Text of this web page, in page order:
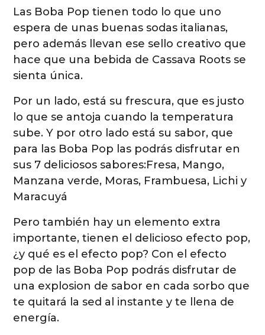
Las Boba Pop tienen todo lo que uno
espera de unas buenas sodas italianas,
pero además llevan ese sello creativo que
hace que una bebida de Cassava Roots se
sienta única.
Por un lado, está su frescura, que es justo
lo que se antoja cuando la temperatura
sube. Y por otro lado está su sabor, que
para las Boba Pop las podrás disfrutar en
sus 7 deliciosos sabores:Fresa, Mango,
Manzana verde, Moras, Frambuesa, Lichi y
Maracuyá
Pero también hay un elemento extra
importante, tienen el delicioso efecto pop,
¿y qué es el efecto pop? Con el efecto
pop de las Boba Pop podrás disfrutar de
una explosion de sabor en cada sorbo que
te quitará la sed al instante y te llena de
energía.